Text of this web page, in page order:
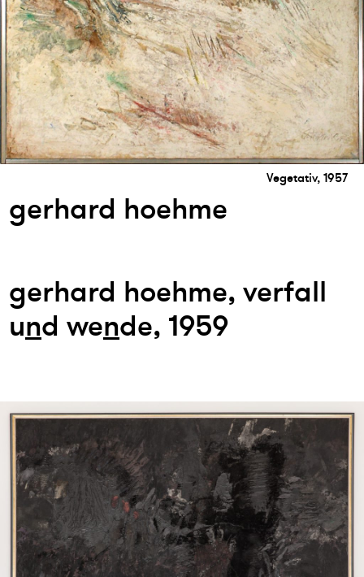
Vegetativ, 1957
gerhard hoehme
gerhard hoehme, verfall
und wende, 1959